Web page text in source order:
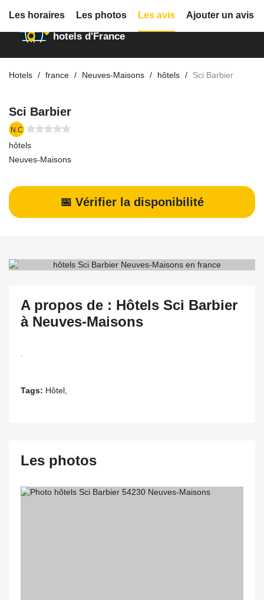
Annuaire des
hotels d'France
Hotels france Neuves-Maisons hôtels Sci Barbier
Sci Barbier
N.C
hôtels
Neuves-Maisons
📅 Vérifier la disponibilité
Les horaires Les photos Les avis Ajouter un avis
A propos de : Hôtels Sci Barbier
à Neuves-Maisons
Tags: Hôtel,
Les photos